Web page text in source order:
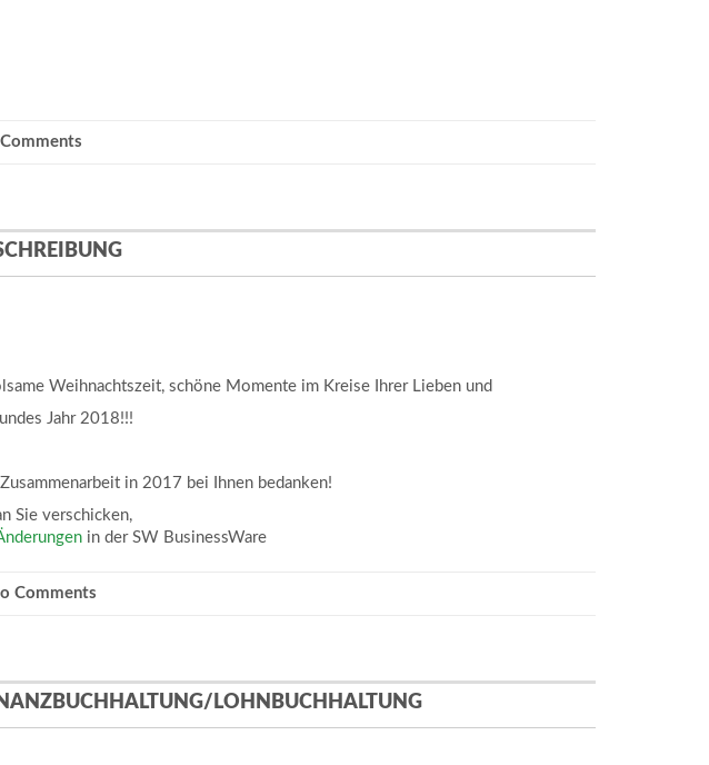
Weihnachtszeit, schöne Momente im Kreise Ihrer Lieben und
Jahr 2018!!!
in 2017 bei Ihnen bedanken!
Sie verschicken,
in der SW BusinessWare
Comments
LOHNBUCHHALTUNG